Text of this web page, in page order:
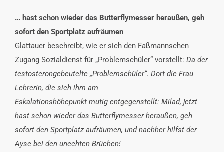
… hast schon wieder das Butterflymesser heraußen, geh
sofort den Sportplatz aufräumen
Glattauer beschreibt, wie er sich den Faßmannschen
Zugang Sozialdienst für „Problemschüler“ vorstellt: Da der
testosterongebeutelte „Problemschüler“. Dort die Frau
Lehrerin, die sich ihm am
Eskalationshöhepunkt mutig entgegenstellt: Milad, jetzt
hast schon wieder das Butterflymesser heraußen, geh
sofort den Sportplatz aufräumen, und nachher hilfst der
Ayse bei den unechten Brüchen!